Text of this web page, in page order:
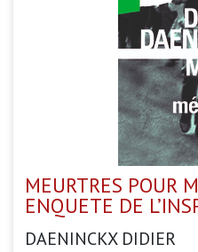
MEURTRES POUR
ENQUETE DE
DAENINCKX DIDIER